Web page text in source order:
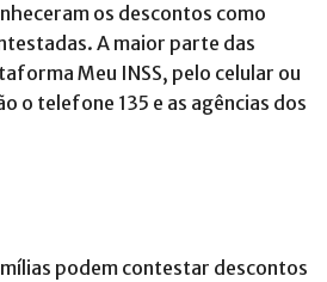
os descontos como
A maior parte das
Meu INSS, pelo celular ou
o telefone 135 e as agências dos
podem contestar descontos